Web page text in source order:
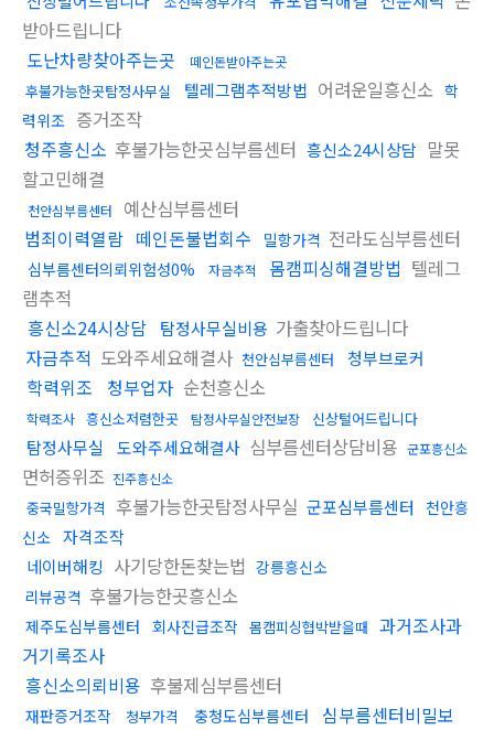
받아드립니다
도난차량찾아주는곳
떼인돈받아주는곳
후불가능한곳탐정사무실 텔레그램추적방법 어려운일흥신소 학
력위조 증거조작
청주흥신소 후불가능한곳심부름센터 흥신소24시상담 말못
할고민해결
천안심부름센터
예산심부름센터
범죄이력열람 떼인돈불법회수 밀항가격 전라도심부름센터
심부름센터의뢰위험성0% 자금추적 몸캠피싱해결방법 텔레그
램추적
흥신소24시상담
탐정사무실비용 가출찾아드립니다
자금추적 도와주세요해결사 천안심부름센터 청부브로커
학력위조 청부업자 순천흥신소
학력조사 흥신소저렴한곳 탐정사무실안전보장 신상털어드립니다
탐정사무실 도와주세요해결사 심부름센터상담비용 군포흥신소
면허증위조 진주흥신소
중국밀항가격 후불가능한곳탐정사무실 군포심부름센터
천안흥
신소 자격조작
네이버해킹 사기당한돈찾는법 강릉흥신소
리뷰공격 후불가능한곳흥신소
제주도심부름센터 회사진급조작 몸캠피싱협박받을때 과거조사과
거기록조사
흥신소의뢰비용 후불제심부름센터
재판증거조작 청부가격 충청도심부름센터
심부름센터비밀보